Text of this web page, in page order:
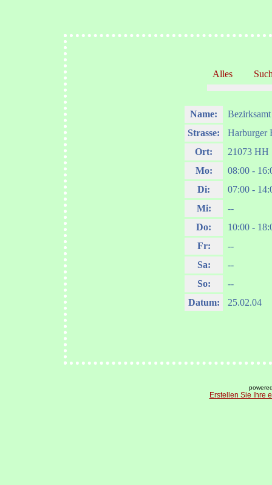
Alles
Name:
Strasse:
Harburger
Ort:
21073 HH
Mo:
08:00 -
Di:
07:00 -
Mi:
--
Do:
10:00 -
Fr:
--
Sa:
--
So:
--
Datum:
25.02.04
Erstellen Sie Ihre